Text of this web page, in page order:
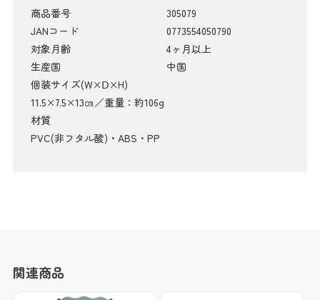
商品番号
305079
JANコード
0773554050790
対象月齢
4ヶ月以上
生産国
中国
個装サイズ(W×Ⅾ×H)
11.5×7.5×13㎝／重量：約106g
材質
PVC(非フタル酸)・ABS・PP
関連商品